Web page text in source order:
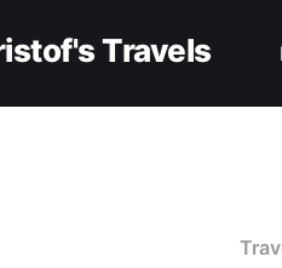
Travels